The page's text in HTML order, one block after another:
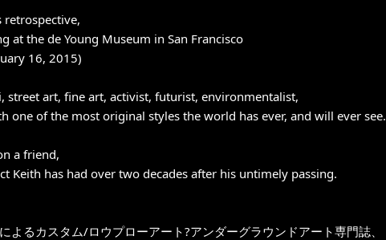
retrospective,
at the de Young Museum in San Francisco
16, 2015)
street art, fine art, activist, futurist, environmentalist,
one of the most original styles the world has ever, and will ever see.
a friend,
Keith has had over two decades after his untimely passing.
よるカスタム/ロウプローアート?アンダーグラウンドアート専門誌、